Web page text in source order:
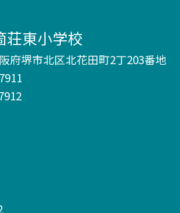
荘東小学校
府堺市北区北花田町2丁203番地